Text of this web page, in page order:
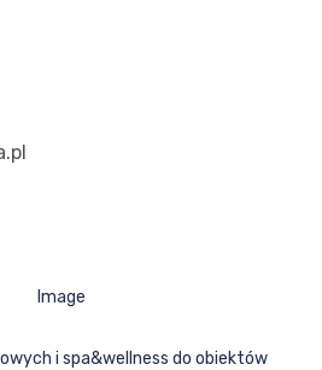
i spa&wellness do obiektów